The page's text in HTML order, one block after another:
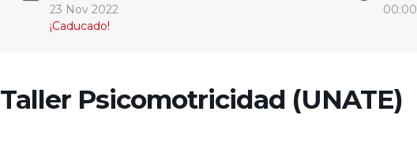
23 Nov 2022
¡Caducado!
00:00
Taller Psicomotricidad (UNATE)